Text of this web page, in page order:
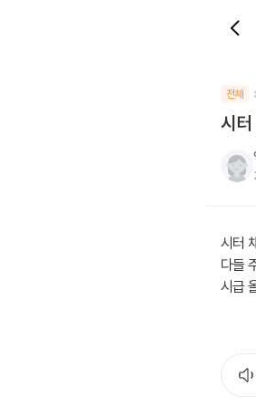
전체
시터
시터
다들
시급